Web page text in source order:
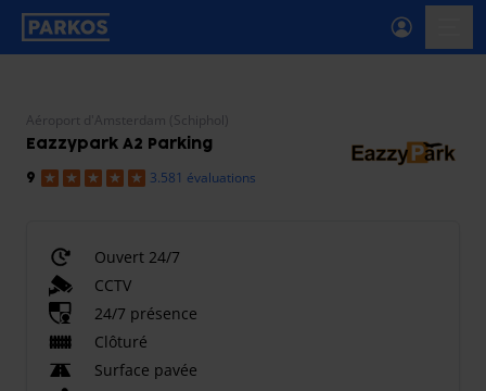
étiquette-de-navigation-principale
Aéroport d'Amsterdam (Schiphol)
Eazzypark A2 Parking
9 3.581 évaluations
Ouvert 24/7
CCTV
24/7 présence
Clôturé
Surface pavée